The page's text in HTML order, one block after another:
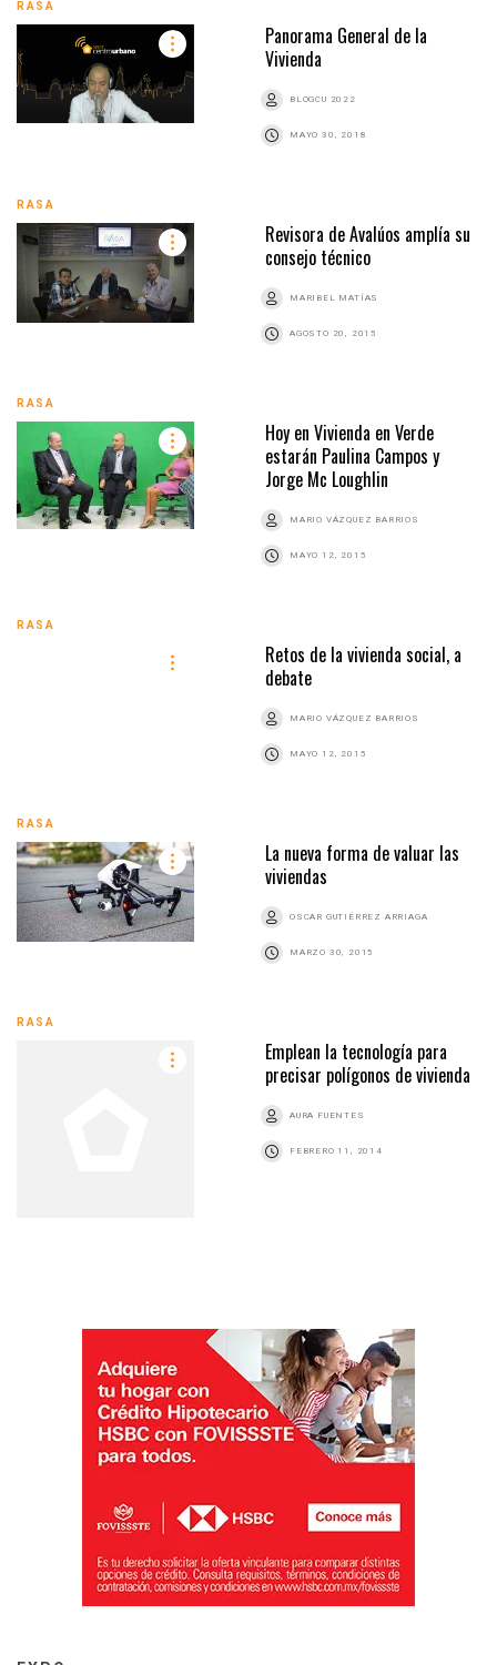
RASA
Panorama General de la
Vivienda
BLOGCU 2022
MAYO 30, 2018
RASA
Revisora de Avalúos amplía su
consejo técnico
MARIBEL MATÍAS
AGOSTO 20, 2015
RASA
Hoy en Vivienda en Verde
estarán Paulina Campos y
Jorge Mc Loughlin
MARIO VÁZQUEZ BARRIOS
MAYO 12, 2015
RASA
Retos de la vivienda social, a
debate
MARIO VÁZQUEZ BARRIOS
MAYO 12, 2015
RASA
La nueva forma de valuar las
viviendas
OSCAR GUTIÉRREZ ARRIAGA
MARZO 30, 2015
RASA
Emplean la tecnología para
precisar polígonos de vivienda
AURA FUENTES
FEBRERO 11, 2014